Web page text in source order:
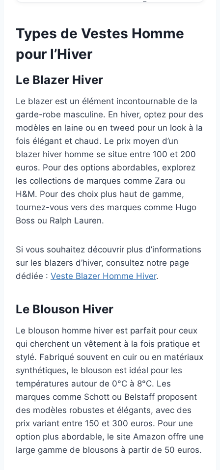
Types de Vestes Homme
pour l’Hiver
Le Blazer Hiver
Le blazer est un élément incontournable de la
garde-robe masculine. En hiver, optez pour des
modèles en laine ou en tweed pour un look à la
fois élégant et chaud. Le prix moyen d’un
blazer hiver homme se situe entre 100 et 200
euros. Pour des options abordables, explorez
les collections de marques comme Zara ou
H&M. Pour des choix plus haut de gamme,
tournez-vous vers des marques comme Hugo
Boss ou Ralph Lauren.
Si vous souhaitez découvrir plus d’informations
sur les blazers d’hiver, consultez notre page
dédiée : Veste Blazer Homme Hiver.
Le Blouson Hiver
Le blouson homme hiver est parfait pour ceux
qui cherchent un vêtement à la fois pratique et
stylé. Fabriqué souvent en cuir ou en matériaux
synthétiques, le blouson est idéal pour les
températures autour de 0°C à 8°C. Les
marques comme Schott ou Belstaff proposent
des modèles robustes et élégants, avec des
prix variant entre 150 et 300 euros. Pour une
option plus abordable, le site Amazon offre une
large gamme de blousons à partir de 50 euros.